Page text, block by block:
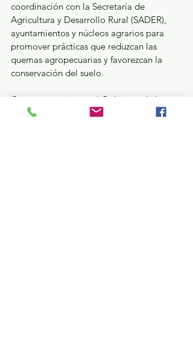
coordinación con la Secretaría de
Agricultura y Desarrollo Rural (SADER),
ayuntamientos y núcleos agrarios para
promover prácticas que reduzcan las
quemas agropecuarias y favorezcan la
conservación del suelo.
Con estas acciones, el Gobierno de la
Maestra Delfina Gómez Álvarez fortalece